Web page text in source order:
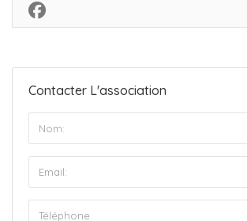
Contacter L'association